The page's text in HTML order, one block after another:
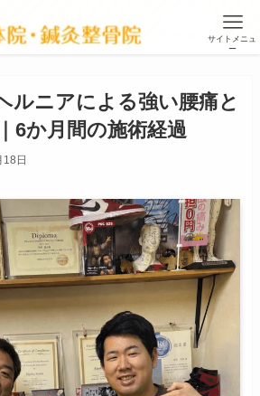
サイトメニュ
ー
ルニアによる強い腰痛と
6か月間の施術経過
日